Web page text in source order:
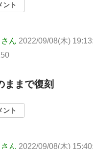
ント
ん 2022/09/08(木)
ままで復刻
ント
ん 2022/09/08(木)